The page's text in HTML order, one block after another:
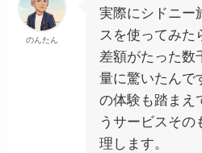
のんたん
実際にシドニー
スを使ってみ
差額がたった数
量に驚いたんで
の体験も踏まえ
うサービスそ
理します。